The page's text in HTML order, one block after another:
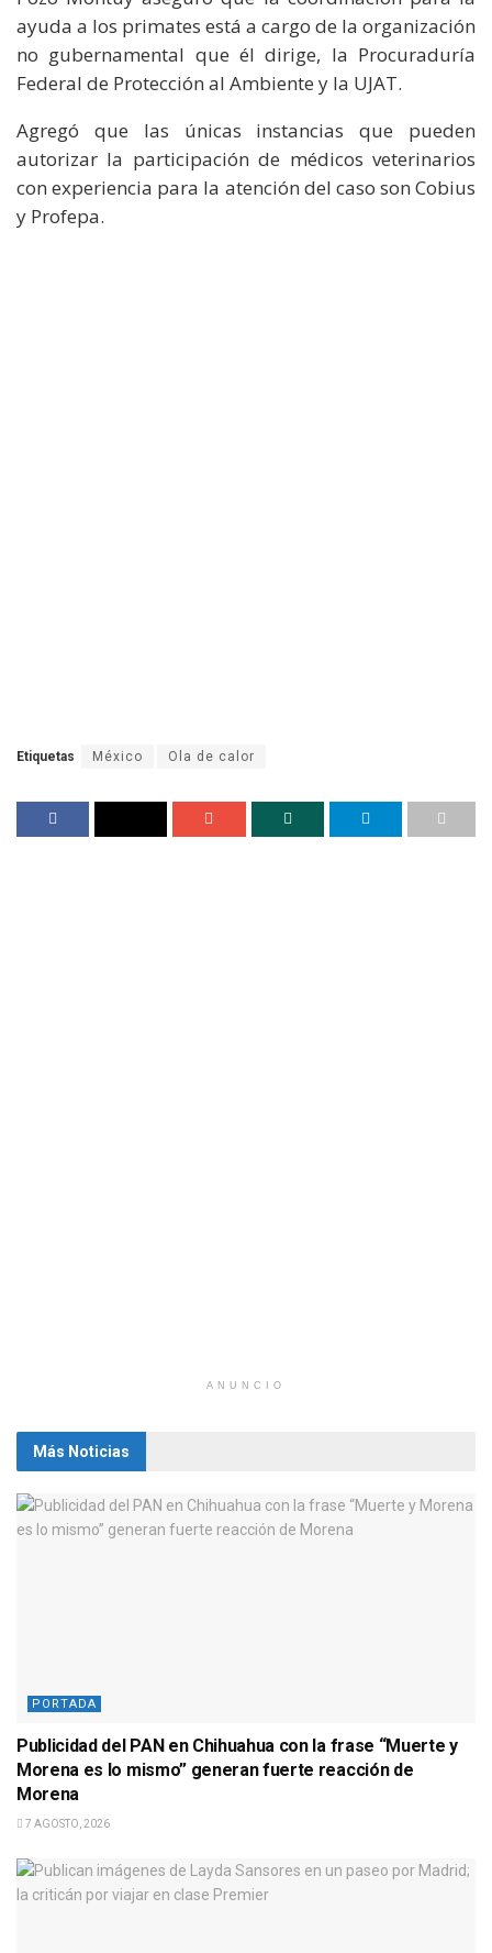
ayuda a los primates está a cargo de la organización
no gubernamental que él dirige, la Procuraduría
Federal de Protección al Ambiente y la UJAT.
Agregó que las únicas instancias que pueden
autorizar la participación de médicos veterinarios
con experiencia para la atención del caso son Cobius
y Profepa.
Etiquetas México Ola de calor
ANUNCIO
Más Noticias
PORTADA
Publicidad del PAN en Chihuahua con la frase “Muerte y
Morena es lo mismo” generan fuerte reacción de
Morena
7 AGOSTO, 2026